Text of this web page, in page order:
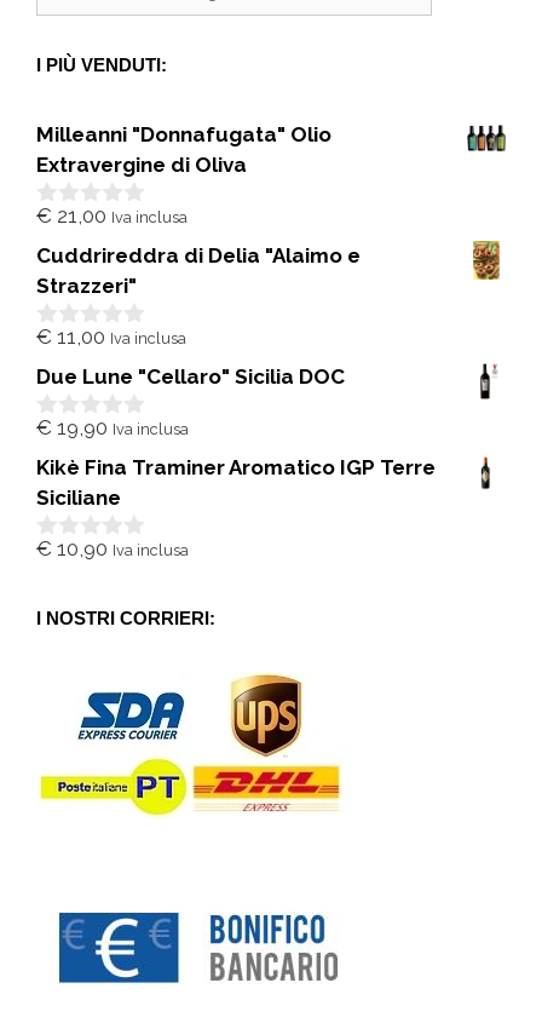
I PIÙ VENDUTI:
Milleanni "Donnafugata" Olio
Extravergine di Oliva
0
u
5
€ 21,00 Iva inclusa
Cuddrireddra di Delia "Alaimo e
Strazzeri"
0
u
5
€ 11,00 Iva inclusa
Due Lune "Cellaro" Sicilia DOC
0
u
5
€ 19,90 Iva inclusa
Kikè Fina Traminer Aromatico IGP Terre
Siciliane
0
5
€ 10,90 Iva inclusa
I NOSTRI CORRIERI: